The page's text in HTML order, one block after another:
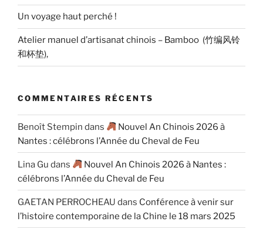
Un voyage haut perché !
Atelier manuel d’artisanat chinois – Bamboo (竹编风铃
和杯垫),
COMMENTAIRES RÉCENTS
Benoît Stempin dans
Nouvel An Chinois 2026 à
Nantes : célébrons l’Année du Cheval de Feu
Lina Gu dans
Nouvel An Chinois 2026 à Nantes :
célébrons l’Année du Cheval de Feu
GAETAN PERROCHEAU dans Conférence à venir sur
l’histoire contemporaine de la Chine le 18 mars 2025